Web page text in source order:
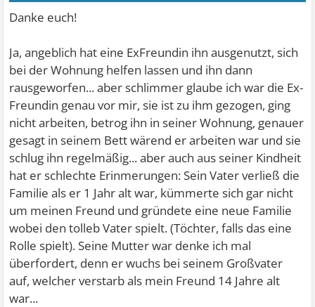
Danke euch!
Ja, angeblich hat eine ExFreundin ihn ausgenutzt, sich
bei der Wohnung helfen lassen und ihn dann
rausgeworfen... aber schlimmer glaube ich war die Ex-
Freundin genau vor mir, sie ist zu ihm gezogen, ging
nicht arbeiten, betrog ihn in seiner Wohnung, genauer
gesagt in seinem Bett wärend er arbeiten war und sie
schlug ihn regelmäßig... aber auch aus seiner Kindheit
hat er schlechte Erinmerungen: Sein Vater verließ die
Familie als er 1 Jahr alt war, kümmerte sich gar nicht
um meinen Freund und gründete eine neue Familie
wobei den tolleb Vater spielt. (Töchter, falls das eine
Rolle spielt). Seine Mutter war denke ich mal
überfordert, denn er wuchs bei seinem Großvater
auf, welcher verstarb als mein Freund 14 Jahre alt
war...